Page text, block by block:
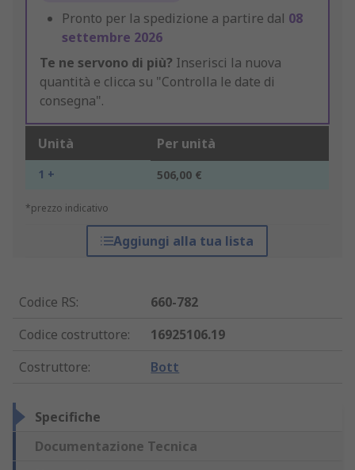
Pronto per la spedizione a partire dal 08
settembre 2026
Te ne servono di più? Inserisci la nuova
quantità e clicca su "Controlla le date di
consegna".
Unità Per unità
1 + 506,00 €
*prezzo indicativo
Aggiungi alla tua lista
Codice RS:
660-782
Codice costruttore:
16925106.19
Costruttore: Bott
Specifiche
Documentazione Tecnica